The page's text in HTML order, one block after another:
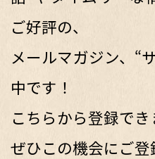
ご好評の、
メールマガジン、
中です！
こちらから登録で
ぜひこの機会にご登